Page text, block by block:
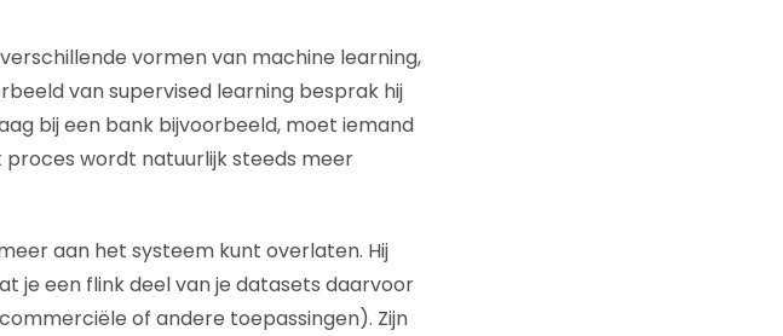
vormen van machine learning,
van supervised learning besprak hij
bij een bank bijvoorbeeld, moet iemand
wordt natuurlijk steeds meer
aan het systeem kunt overlaten. Hij
je een flink deel van je datasets daarvoor
of andere toepassingen). Zijn